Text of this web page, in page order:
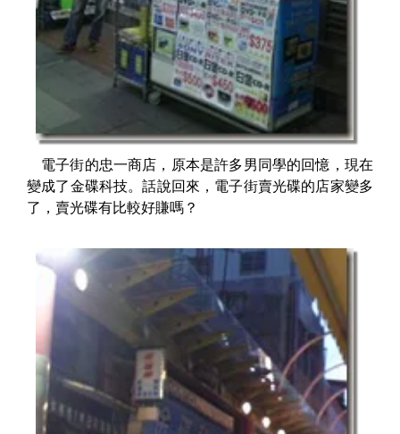
電子街的忠一商店，原本是許多男同學的回憶，現在
變成了金碟科技。話說回來，電子街賣光碟的店家變多
了，賣光碟有比較好賺嗎？